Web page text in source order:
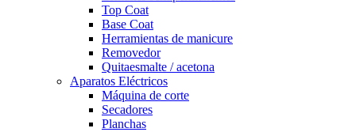
Top Coat
Base Coat
Herramientas de manicure
Removedor
Quitaesmalte / acetona
Aparatos Eléctricos
Máquina de corte
Secadores
Planchas